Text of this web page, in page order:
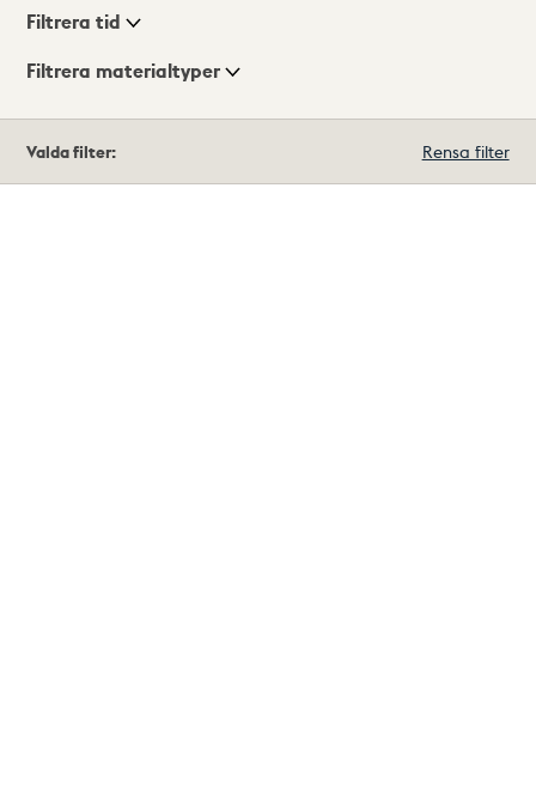
Visningsläge
Filtrera tid
Filtrera materialtyper
träffar
Valda filter: Rensa filter